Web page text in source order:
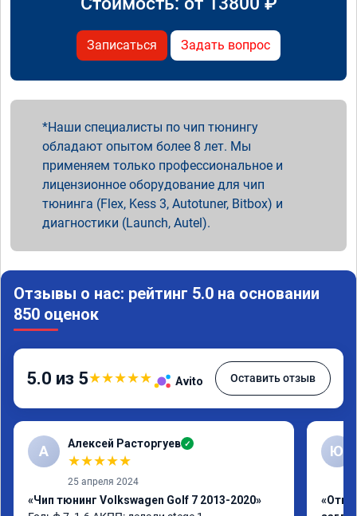
Записаться Задать вопрос
Наши специалисты по чип тюнингу
обладают опытом более 8 лет. Мы
применяем только профессиональное и
лицензионное оборудование для чип
тюнинга (Flex, Kess 3, Autotuner, Bitbox) и
диагностики (Launch, Autel).
Отзывы о нас: рейтинг 5.0 на основании
850 оценок
5.0 из 5★★★★★ Avito Оставить отзыв
А Алексей Расторгуев ✓
★★★★★
25 апреля 2024
«Чип тюнинг Volkswagen Golf 7 2013-2020»
Ю